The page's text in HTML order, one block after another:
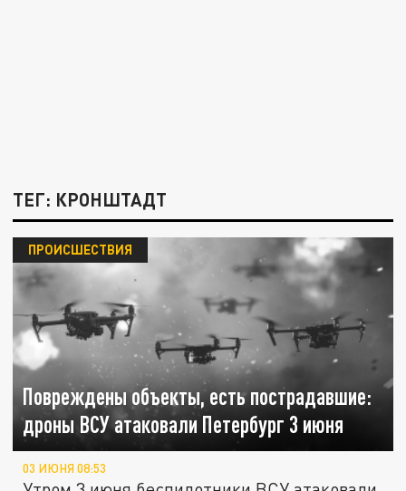
ТЕГ: КРОНШТАДТ
Повреждены объекты, есть пострадавшие:
дроны ВСУ атаковали Петербург 3 июня
ПРОИСШЕСТВИЯ
03 ИЮНЯ 08:53